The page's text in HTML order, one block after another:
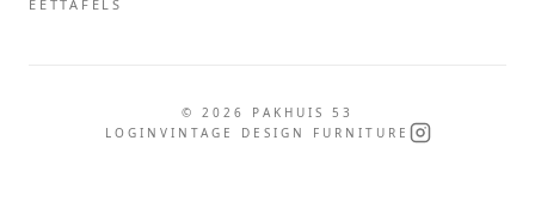
EETTAFELS
© 2026
PAKHUIS 53
LOGIN VINTAGE DESIGN FURNITURE